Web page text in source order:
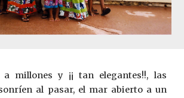
a millones y ¡¡ tan elegantes!!, las
al pasar, el mar abierto a un